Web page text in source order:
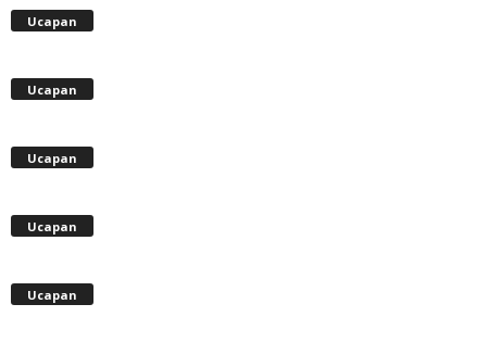
Ucapan
Ucapan
Ucapan
Ucapan
Ucapan